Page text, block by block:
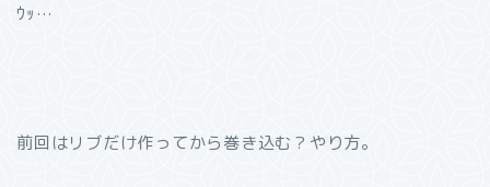
ｳｯ…
前回はリブだけ作ってから巻き込む？やり方。